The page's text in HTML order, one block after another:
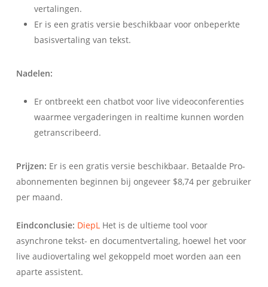
vertalingen.
Er is een gratis versie beschikbaar voor onbeperkte
basisvertaling van tekst.
Nadelen:
Er ontbreekt een chatbot voor live videoconferenties
waarmee vergaderingen in realtime kunnen worden
getranscribeerd.
Prijzen: Er is een gratis versie beschikbaar. Betaalde Pro-
abonnementen beginnen bij ongeveer $8,74 per gebruiker
per maand.
Eindconclusie: DiepL Het is de ultieme tool voor
asynchrone tekst- en documentvertaling, hoewel het voor
live audiovertaling wel gekoppeld moet worden aan een
aparte assistent.